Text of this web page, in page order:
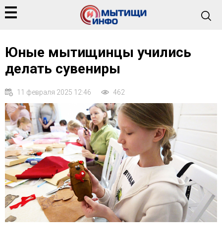
Юные мытищинцы учились
делать сувениры
11 февраля 2025 12:46 462